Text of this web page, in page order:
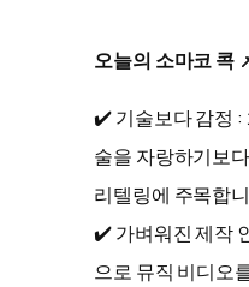
오늘의 소마코 콕
✔️ 기술보다 감정 :
술을 자랑하기보
리텔링에 주목합
✔️ 가벼워진 제작
으로 뮤직 비디오